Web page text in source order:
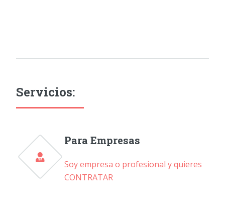
Servicios:
Para Empresas
Soy empresa o profesional y quieres
CONTRATAR